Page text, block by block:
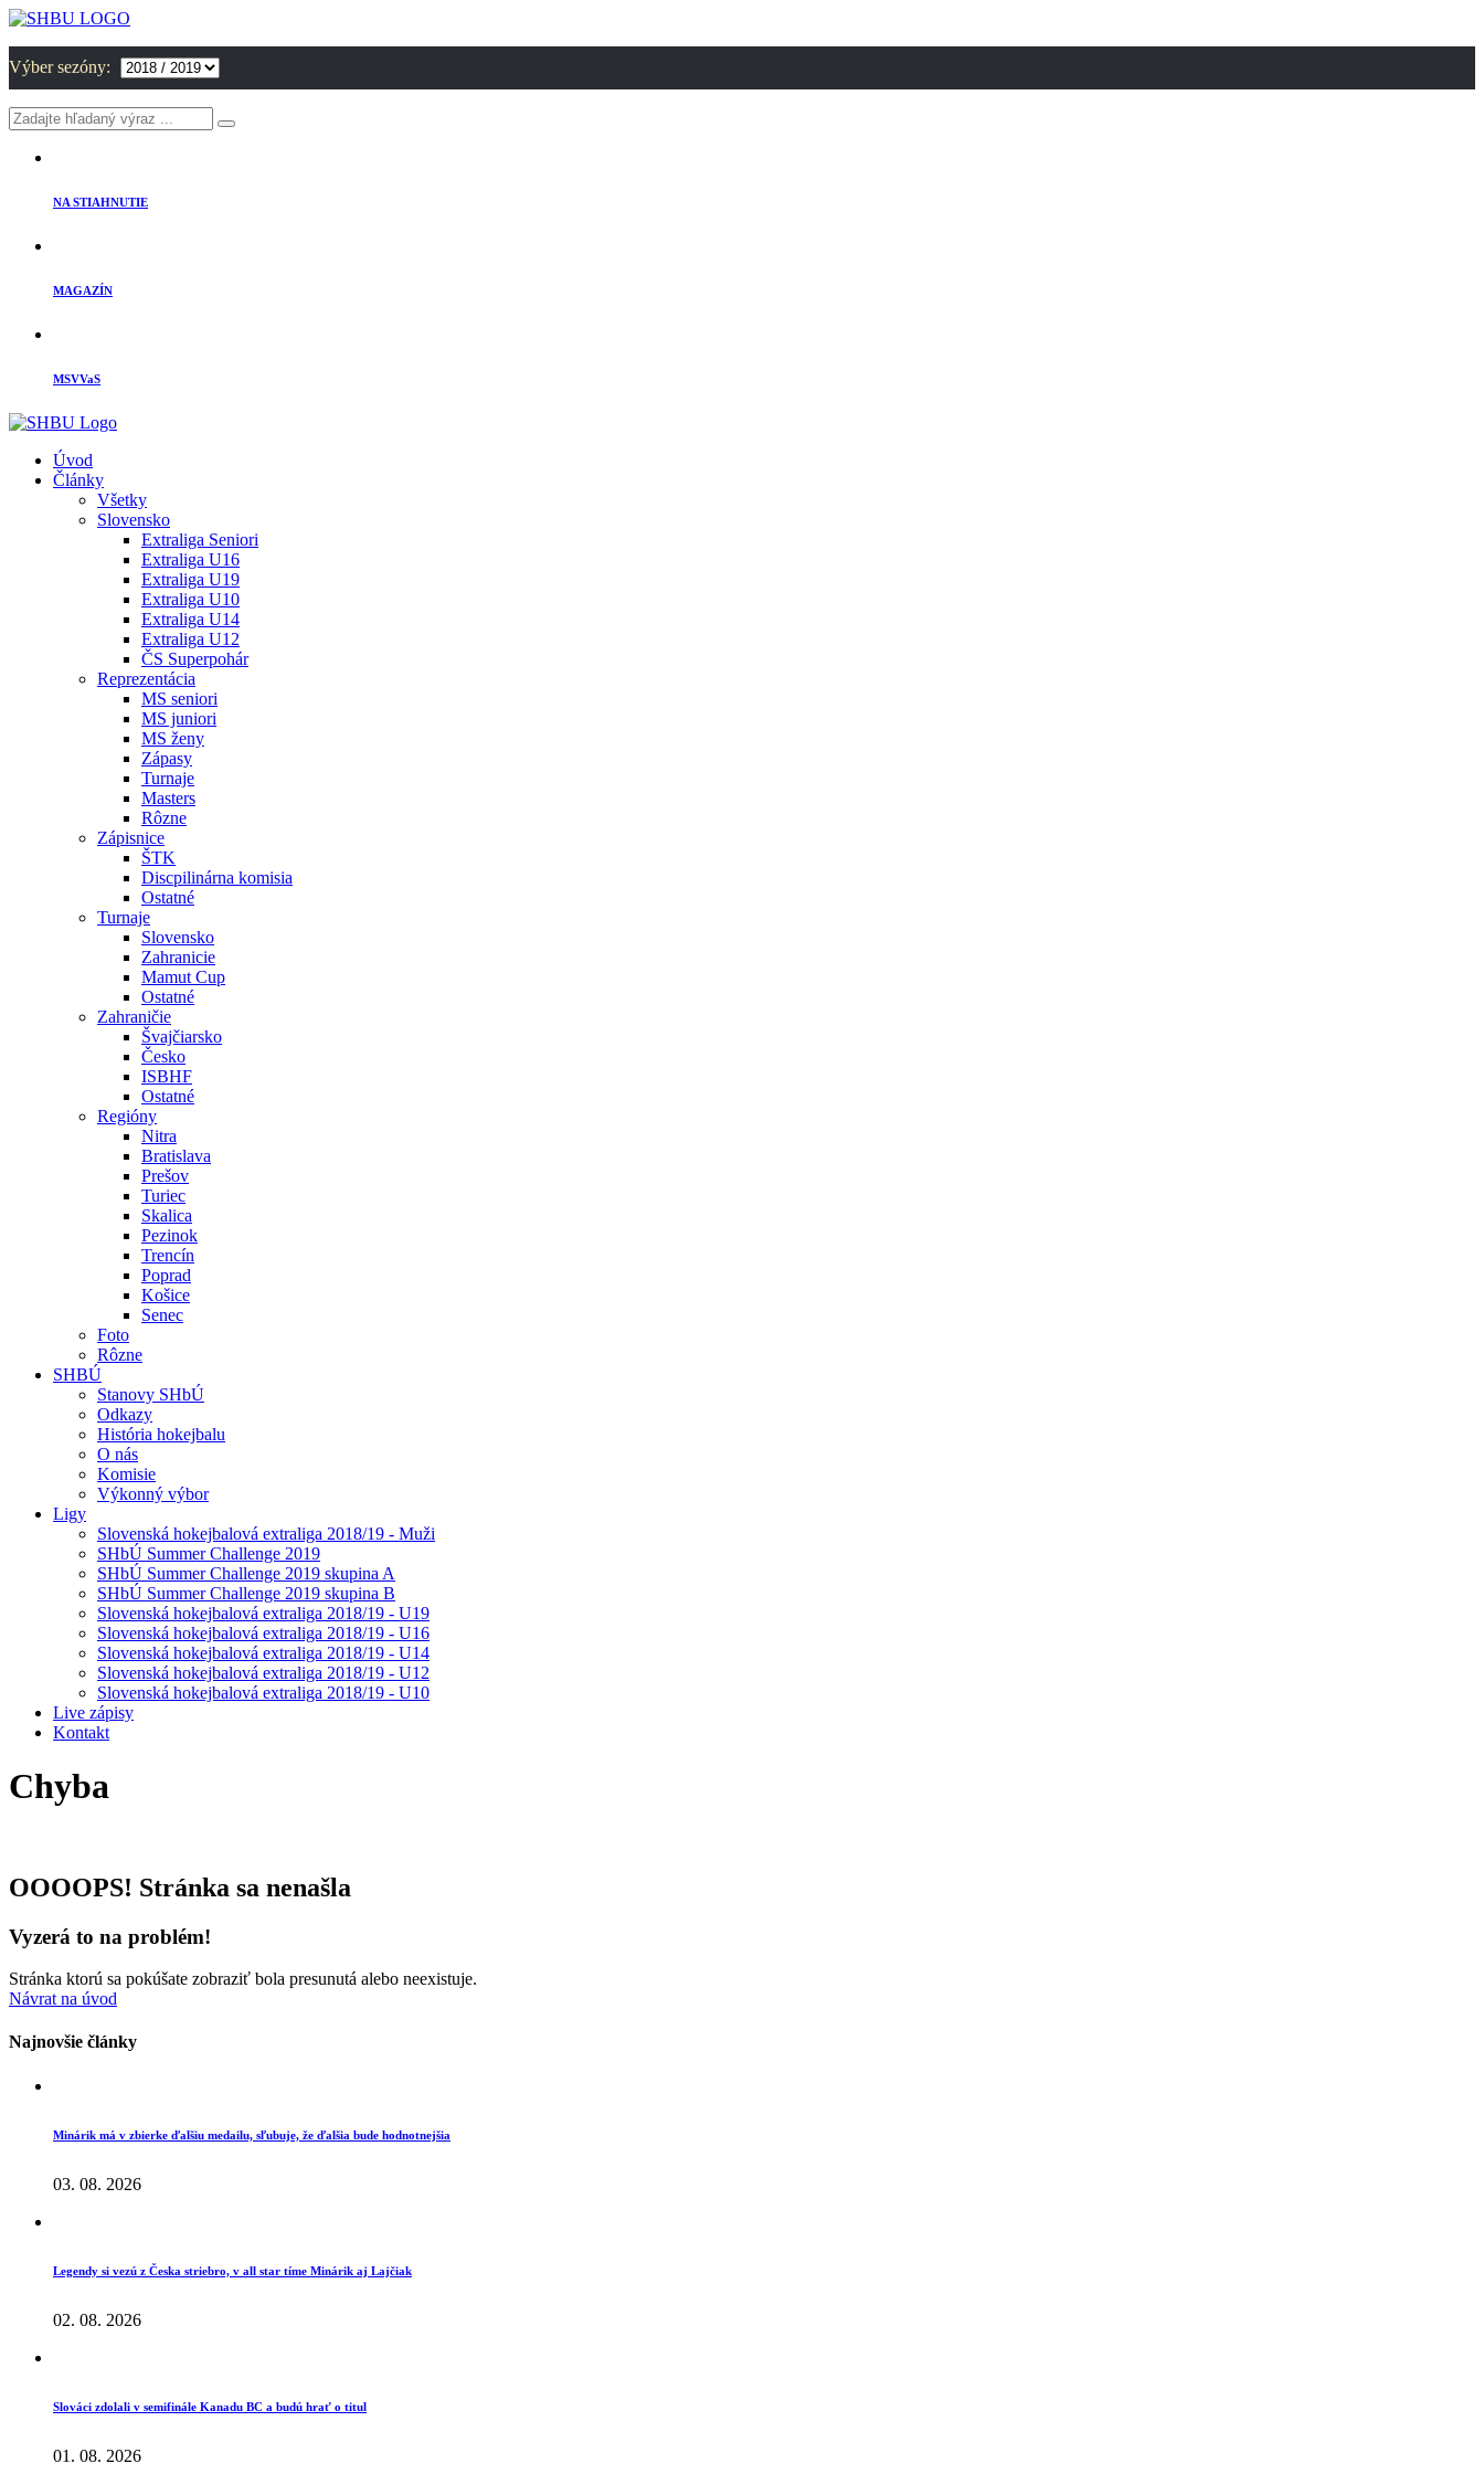
Výber sezóny:
NA STIAHNUTIE
MAGAZÍN
MSVVaS
Úvod
Články
Všetky
Slovensko
Extraliga Seniori
Extraliga U16
Extraliga U19
Extraliga U10
Extraliga U14
Extraliga U12
ČS Superpohár
Reprezentácia
MS seniori
MS juniori
MS ženy
Zápasy
Turnaje
Masters
Rôzne
Zápisnice
ŠTK
Discpilinárna komisia
Ostatné
Turnaje
Slovensko
Zahranicie
Mamut Cup
Ostatné
Zahraničie
Švajčiarsko
Česko
ISBHF
Ostatné
Regióny
Nitra
Bratislava
Prešov
Turiec
Skalica
Pezinok
Trencín
Poprad
Košice
Senec
Foto
Rôzne
SHBÚ
Stanovy SHbÚ
Odkazy
História hokejbalu
O nás
Komisie
Výkonný výbor
Ligy
Slovenská hokejbalová extraliga 2018/19 - Muži
SHbÚ Summer Challenge 2019
SHbÚ Summer Challenge 2019 skupina A
SHbÚ Summer Challenge 2019 skupina B
Slovenská hokejbalová extraliga 2018/19 - U19
Slovenská hokejbalová extraliga 2018/19 - U16
Slovenská hokejbalová extraliga 2018/19 - U14
Slovenská hokejbalová extraliga 2018/19 - U12
Slovenská hokejbalová extraliga 2018/19 - U10
Live zápisy
Kontakt
Chyba
OOOOPS! Stránka sa nenašla
Vyzerá to na problém!
Stránka ktorú sa pokúšate zobraziť bola presunutá alebo neexistuje.
Návrat na úvod
Najnovšie články
Minárik má v zbierke ďalšiu medailu, sľubuje, že ďalšia bude hodnotnejšia
03. 08. 2026
Legendy si vezú z Česka striebro, v all star tíme Minárik aj Lajčiak
02. 08. 2026
Slováci zdolali v semifinále Kanadu BC a budú hrať o titul
01. 08. 2026